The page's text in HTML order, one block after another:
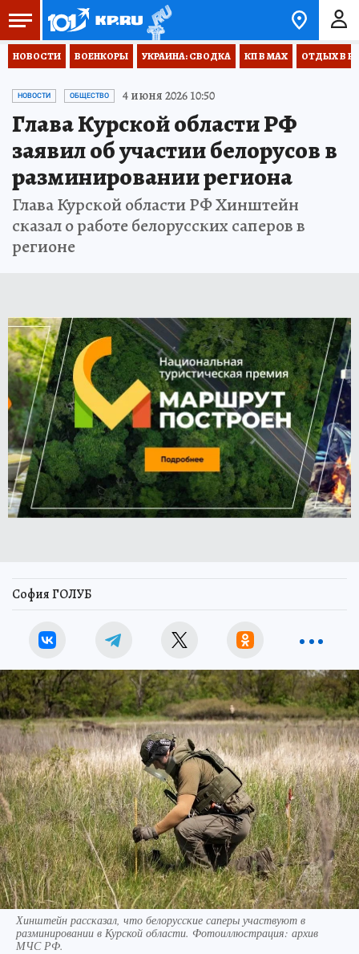
НОВОСТИ ВОЕНКОРЫ УКРАИНА: СВОДКА КП В МАХ ОТДЫХ В
НОВОСТИ ОБЩЕСТВО 4 июня 2026 10:50
Глава Курской области РФ
заявил об участии белорусов в
разминировании региона
Глава Курской области РФ Хинштейн
сказал о работе белорусских саперов в
регионе
София ГОЛУБ
Хинштейн рассказал, что белорусские саперы участвуют в
разминировании в Курской области. Фотоиллюстрация: архив
МЧС РФ.